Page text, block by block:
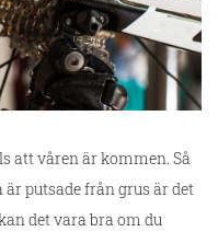
att våren är kommen. Så
putsade från grus är det
det vara bra om du